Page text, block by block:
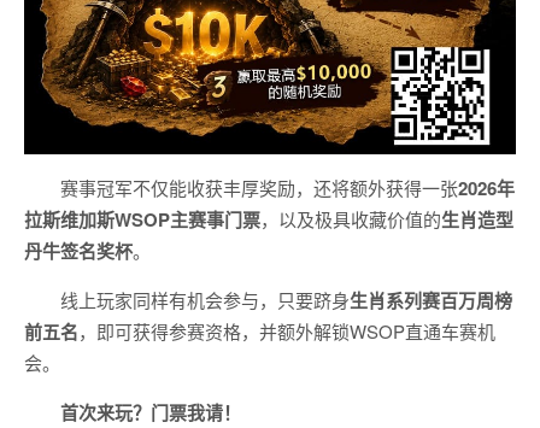
赛事冠军不仅能收获丰厚奖励，还将额外获得一张2026年
拉斯维加斯WSOP主赛事门票，以及极具收藏价值的生肖造型
丹牛签名奖杯。
线上玩家同样有机会参与，只要跻身生肖系列赛百万周榜
前五名，即可获得参赛资格，并额外解锁WSOP直通车赛机
会。
首次来玩？门票我请！